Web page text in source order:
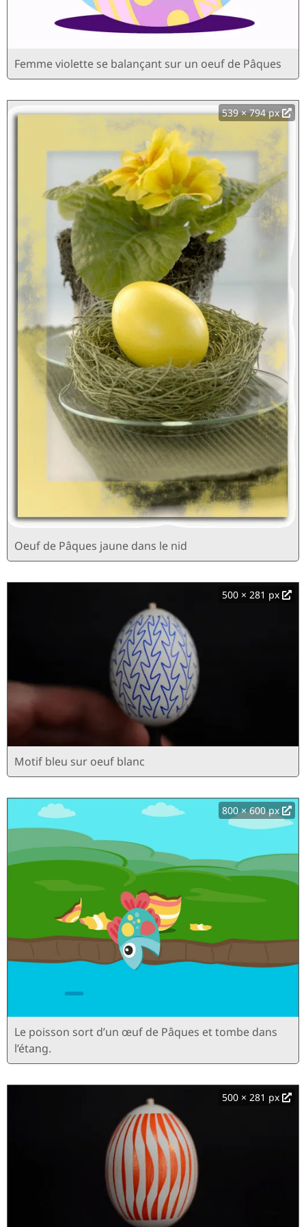
Femme violette se balançant sur un oeuf de Pâques
539 × 794 px
Oeuf de Pâques jaune dans le nid
500 × 281 px
Motif bleu sur oeuf blanc
800 × 600 px
Le poisson sort d’un œuf de Pâques et tombe dans
l’étang.
500 × 281 px